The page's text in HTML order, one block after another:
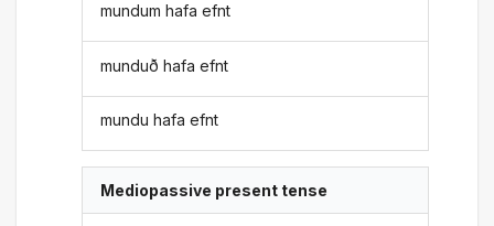
mundum hafa efnt
munduð hafa efnt
mundu hafa efnt
Mediopassive present tense